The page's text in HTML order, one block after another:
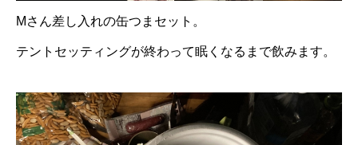
Mさん差し入れの缶つまセット。
テントセッティングが終わって眠くなるまで飲みます。